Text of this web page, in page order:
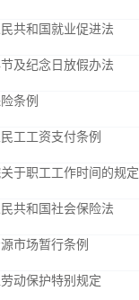
共和国就业促进法
及纪念日放假办法
条例
工工资支付条例
关于职工工作时间的规定
共和国社会保险法
市场暂行条例
动保护特别规定